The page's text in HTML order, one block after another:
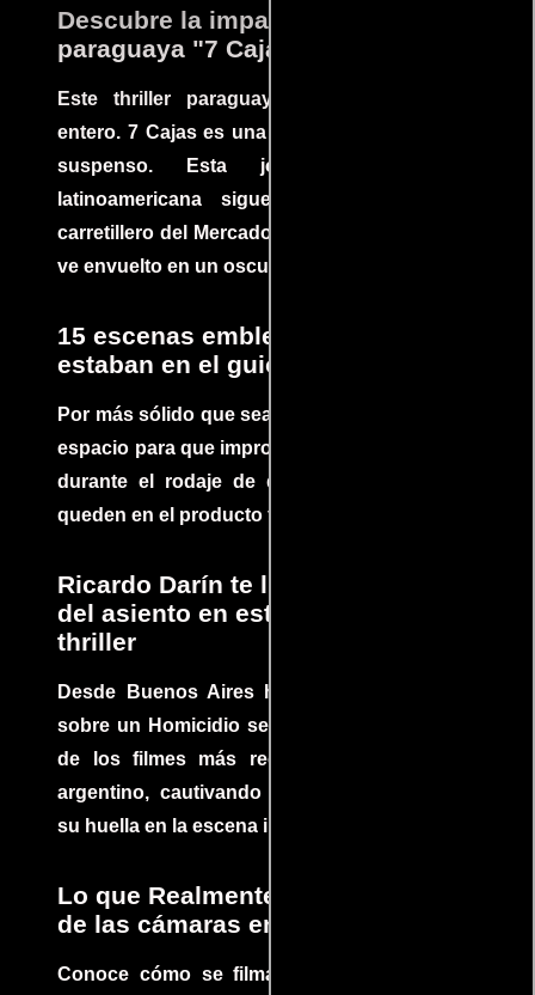
Descubre la impactante película
paraguaya "7 Cajas"
Este thriller paraguayo cautivó al mundo
entero. 7 Cajas es una explosión de acción y
suspenso. Esta joya cinematográfica
latinoamericana sigue la historia de un
carretillero del Mercado 4 de Asunción que se
ve envuelto en un oscuro mundo de crimen
15 escenas emblemáticas que no
estaban en el guion
Por más sólido que sea un guión siempre hay
espacio para que improvisaciones que se dan
durante el rodaje de determinadas escenas
queden en el producto final.
Ricardo Darín te llevará al borde
del asiento en este increíble
thriller
Desde Buenos Aires hasta el mundo, Tesis
sobre un Homicidio se ha convertido en uno
de los filmes más recomendados del cine
argentino, cautivando audiencias y dejando
su huella en la escena internacional.
Lo que Realmente Sucedió detrás
de las cámaras en Jurassic Park
Conoce cómo se filmaron algunas escenas